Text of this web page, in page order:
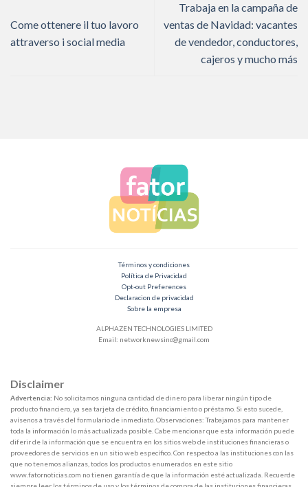
Come ottenere il tuo lavoro
attraverso i social media
Trabaja en la campaña de
ventas de Navidad: vacantes
de vendedor, conductores,
cajeros y mucho más
Términos y condiciones
Política de Privacidad
Opt-out Preferences
Declaracion de privacidad
Sobre la empresa
ALPHAZEN TECHNOLOGIES LIMITED
Email: networknewsinc@gmail.com
Disclaimer
Advertencia: No solicitamos ninguna cantidad de dinero para liberar ningún tipo de
producto financiero, ya sea tarjeta de crédito, financiamiento o préstamo. Si esto sucede,
avísenos a través del formulario de inmediato. Observaciones: Trabajamos para mantener
toda la información lo más actualizada posible. Cabe mencionar que esta información puede
diferir de la información que se encuentra en los sitios web de instituciones financieras o
proveedores de servicios en un sitio web específico. Con respecto a las instituciones con las
que no tenemos alianzas, todos los productos enumerados en este sitio
www.fatornoticias.com no tienen garantía de que la información esté actualizada. Recuerde
siempre leer los términos de uso y los términos de compra de las instituciones financieras